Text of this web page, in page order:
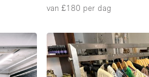
van £180 per dag